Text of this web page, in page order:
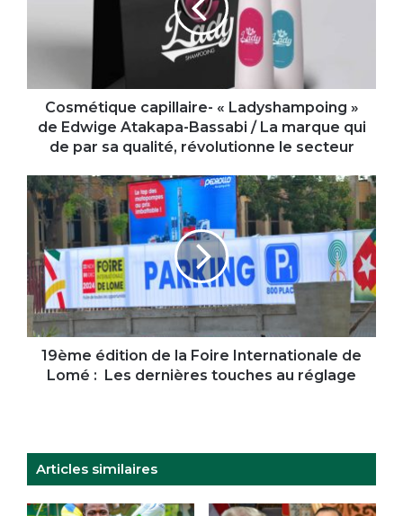
Bassabi
marque
par
sa
qualité,
révolutionne
le
secteur
Cosmétique capillaire- « Ladyshampoing »
de Edwige Atakapa-Bassabi / La marque qui
de par sa qualité, révolutionne le secteur
19ème
édition
de
Foire
Internationale
de
Lomé
:
Les
dernières
19ème édition de la Foire Internationale de
Lomé : Les dernières touches au réglage
Articles similaires